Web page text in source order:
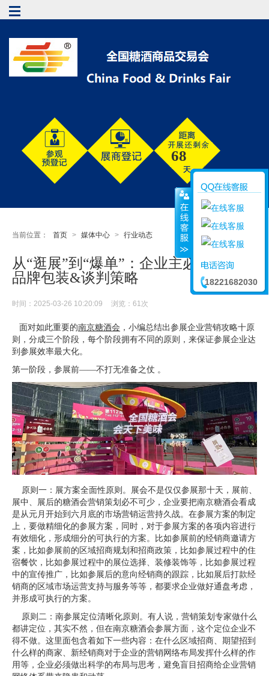
68
当前位置： 首页 > 媒体中心 > 行业动态
从“逛展”到“爆单”：企业主必备的展前
品牌包装&谈判策略
时间：2025-03-26 10:20:09 浏览： 61次
面对如此重要的南京糖酒会 ，小编总结出参展企业营销攻略十原
则，分成三个阶段，每个阶段拥有不同的原则，来保证参展企业达
到参展效率最大化。
第一阶段，参展前——不打无准备之仗 。
原则一：展方案全面性原则。展会不是仅仅参展那十天，展前、
展中、展后的糖酒会营销策划必不可少，企业要把南京糖酒会看成
是从元月开始到六月底的市场营销运营持久战。在参展方案的制定
上，要做精细化的参展方案，同时，对于参展方案的各项内容进行
有效细化，形成细分的可执行的方案。比如参展前的经销商邀请方
案，比如参展前的区域招商规划和招商政策，比如参展过程中的住
宿餐饮，比如参展过程中的展位选择、装修装饰等，比如参展过程
中的宣传推广，比如参展后的意向经销商的跟踪，比如展后打款经
销商的区域市场运营支持与服务等等，都要求企业做好通盘考虑，
并形成可执行的方案。
原则二：南参展定位清晰化原则。有人说，营销策划专家做什么
都讲定位，其实不然，但在南京糖酒会参展方面，这个定位企业不
得不做。这里面包含着如下一些内容：在什么区域招商、期望招到
什么样的商家、新经销商对于企业的营销网络布局发挥什么样的作
用等，企业必须做出科学的布局与思考，避免盲目招商给企业营销
18221682030